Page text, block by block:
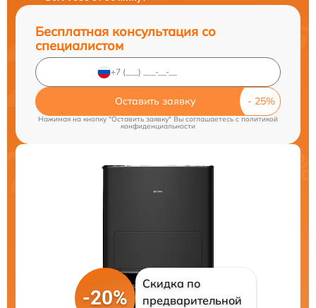
Бесплатная консультация со
специалистом
Оставить заявку
Нажимая на кнопку "Оставить заявку" Вы соглашаетесь cполитикой
конфиденциальности
-20%
Скидка по
предварительной